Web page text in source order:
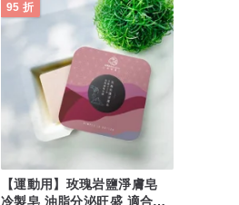
95 折
【運動用】玫瑰岩鹽淨膚皂
冷製皂 油脂分泌旺盛 適合夏